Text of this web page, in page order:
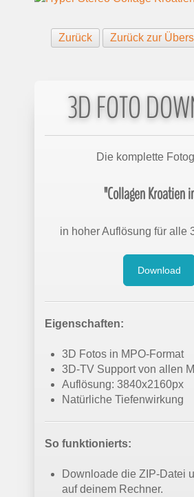
Zurück Zurück zur
3D FOTO
Die komplette
"Collagen Kroatien
in hoher Auflösung für alle
Download
Eigenschaften:
3D Fotos in MPO-Format
3D-TV Support von allen
Auflösung: 3840x2160px
Natürliche Tiefenwirkung
So funktionierts:
Downloade die ZIP-Datei
auf deinem Rechner.